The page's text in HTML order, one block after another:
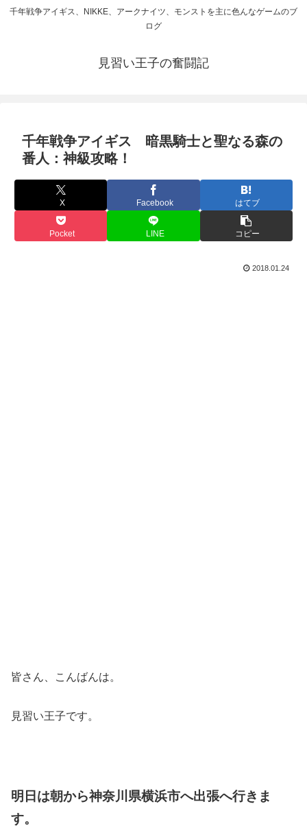
千年戦争アイギス、NIKKE、アークナイツ、モンストを主に色んなゲームのブ
ログ
見習い王子の奮闘記
千年戦争アイギス 暗黒騎士と聖なる森の
番人：神級攻略！
X Facebook はてブ
Pocket LINE コピー
2018.01.24
皆さん、こんばんは。
見習い王子です。
明日は朝から神奈川県横浜市へ出張へ行きま
す。